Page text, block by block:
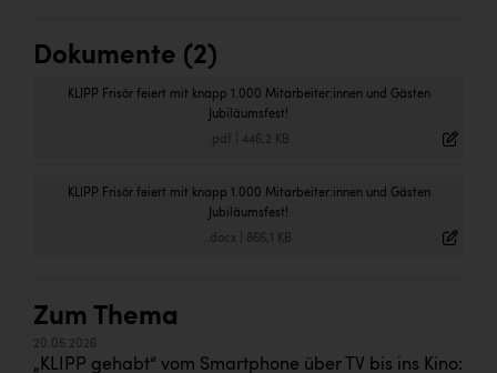
Dokumente (2)
KLIPP Frisör feiert mit knapp 1.000 Mitarbeiter:innen und Gästen
Jubiläumsfest!
.pdf 446,2 KB
KLIPP Frisör feiert mit knapp 1.000 Mitarbeiter:innen und Gästen
Jubiläumsfest!
.docx| 866,1 KB
Zum Thema
20.05.2026
„KLIPP gehabt“ vom Smartphone über TV bis ins Kino: